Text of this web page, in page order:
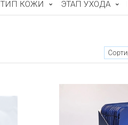
ТИП КОЖИ ЭТАП УХОДА